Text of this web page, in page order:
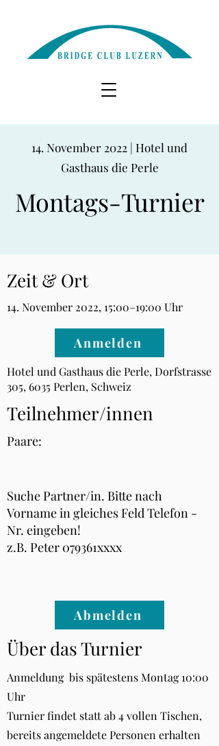
14. November 2022 | Hotel und
Gasthaus die Perle
Montags-Turnier
Zeit & Ort
14. November 2022, 15:00–19:00 Uhr
Anmelden
Hotel und Gasthaus die Perle, Dorfstrasse
305, 6035 Perlen, Schweiz
Teilnehmer/innen
Paare:
Suche Partner/in. Bitte nach
Vorname in gleiches Feld Telefon -
Nr. eingeben!
z.B. Peter 079361xxxx
Abmelden
Über das Turnier
Anmeldung bis spätestens Montag 10:00
Uhr
Turnier findet statt ab 4 vollen Tischen,
bereits angemeldete Personen erhalten